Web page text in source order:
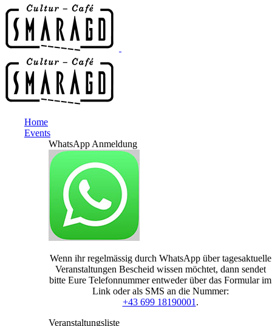
Home
Events
WhatsApp Anmeldung
Wenn ihr regelmässig durch WhatsApp über tagesaktuelle
Veranstaltungen Bescheid wissen möchtet, dann sendet
bitte Eure Telefonnummer entweder über das Formular im
Link oder als SMS an die Nummer:
+43 699 18190001 .
Veranstaltungsliste